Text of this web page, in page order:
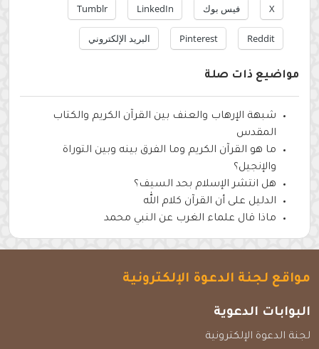
X فيس بوك LinkedIn
Tumblr
Reddit
Pinterest البريد الإلكتروني
مواضيع ذات صلة
شبهة الإرهاب والعنف بين القرآن الكريم والكتاب
المقدس
ما هو القرآن الكريم وما الفرق بينه وبين التوراة
والإنجيل؟
هل انتشر الإسلام بحد السيف؟
الدليل على أن القرآن كلام الله
ماذا قال علماء الغرب عن النبي محمد
مواقع لجنة الدعوة الإلكترونية
البوابات الدعوية
لجنة الدعوة الإلكترونية